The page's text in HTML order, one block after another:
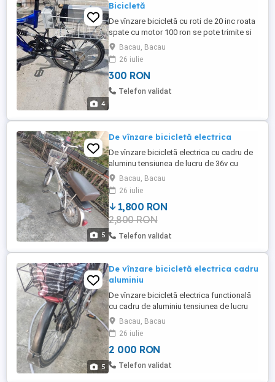
4
Bicicletă
De vînzare bicicletă cu roti de 20 inc roata
spate cu motor 100 ron se pote trimite si
cu curieru. mentionez nu are baterie doar
sa fact proba la motor,si nici controloru
Bacau, Bacau
26 iulie
300 RON
Telefon validat
5
De vînzare bicicletă electrica
De vînzare bicicletă electrica cu cadru de
aluminu tensiunea de lucru de 36v cu
3viteze etc.se poate da jos bancheta si
pune la loc șeaua, etc.
Bacau, Bacau
26 iulie
1,800 RON
2,800 RON
Telefon validat
5
De vînzare bicicletă electrica cadru
aluminiu
De vînzare bicicletă electrica functională
cu cadru de aluminiu tensiunea de lucru
de 54v , etc.
Bacau, Bacau
26 iulie
2 000 RON
Telefon validat